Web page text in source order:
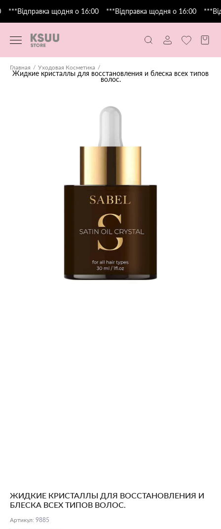
***Відправка щодня о 16:00 ***Відправка щодня о 16:00
Главная Уходовая Косметика
Жидкие кристаллы для восстановления и блеска всех типов
волос.
ЖИДКИЕ КРИСТАЛЛЫ ДЛЯ ВОССТАНОВЛЕНИЯ И
БЛЕСКА ВСЕХ ТИПОВ ВОЛОС.
Артикул: 9885